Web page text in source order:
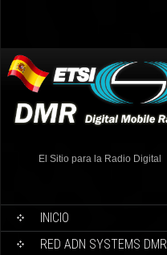
El Sitio para la Radio Digital
INICIO
RED ADN SYSTEMS DMR